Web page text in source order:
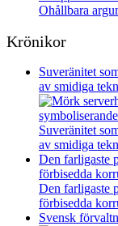
Ohållbara
Krönikor
Suveränitet
av smidiga
Suveränitet
av smidiga
Den farligaste
förbisedda
Den farligaste
förbisedda
Svensk